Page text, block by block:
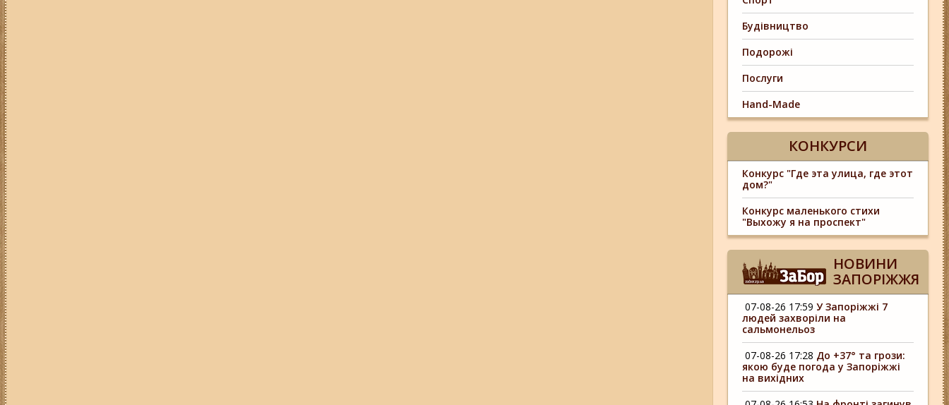
Будівництво
Подорожі
Послуги
Hand-Made
КОНКУРСИ
Конкурс "Где эта улица, где этот
дом?"
Конкурс маленького стихи
"Выхожу я на проспект"
НОВИНИ
ЗАПОРІЖЖЯ
07-08-26 17:59 У Запоріжжі 7
людей захворіли на
сальмонельоз
07-08-26 17:28 До +37° та грози:
якою буде погода у Запоріжжі
на вихідних